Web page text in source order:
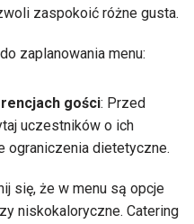
zaspokoić różne gusta.
zaplanowania menu:
gości: Przed
uczestników o ich
ograniczenia dietetyczne.
się, że w menu są opcje
niskokaloryczne. Catering